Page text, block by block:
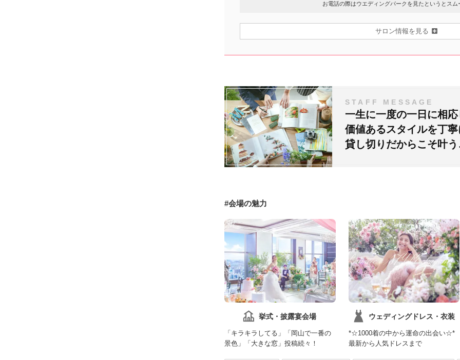
お電話の際はウエディングパークを見たというとスム
サロン情報を見る
STAFF MESSAGE
一生に一度の一日に相
価値あるスタイルを丁
貸し切りだからこそ叶う
#会場の魅力
挙式・披露宴会場
「キラキラしてる」「岡山で一番の
景色」「大きな窓」投稿続々！
ウェディングドレス・衣装
*☆1000着の中から運命の出会い☆*
最新から人気ドレスまで